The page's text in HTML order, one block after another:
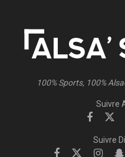
100% Sports, 100%
Suivre
Suivre